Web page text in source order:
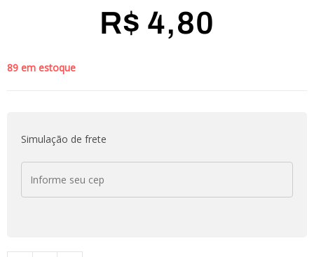
R$ 4,80
89 em estoque
Simulação de frete